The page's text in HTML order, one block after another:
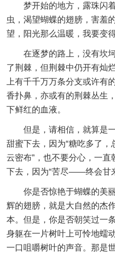
梦开始的地方，露珠闪
虫，渴望蝴蝶的翅膀，害羞
望，阳光那么温暖，我要变
在逐梦的路上，没有坎
了荆棘，但荆棘中仍开有灿
上有千千万万条分支或许有
香扑鼻，亦或有的荆棘丛生
下鲜红的血液。
但是，请相信，就算是
甜蜜下去，因为“糖吃多了，
云密布”，也不要分心，一
下去，因为“苦尽——终会甘
你是否惊艳于蝴蝶的美
辉的翅膀，就是大自然的杰
本。但是，你是否朝笑过一
身躯在一片树叶上可怜地蠕
一口咀嚼树叶的声音。那是